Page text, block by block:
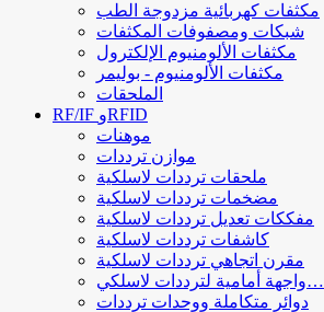
مكثفات كهربائية مزدوجة الطب
شبكات ومصفوفات المكثفات
مكثفات الألومنيوم الإلكترول
مكثفات الألومنيوم - بوليمر
الملحقات
RF/IF وRFID
موهنات
موازن ترددات
ملحقات ترددات لاسلكية
مضخمات ترددات لاسلكية
مفككات تعديل ترددات لاسلكية
كاشفات ترددات لاسلكية
مقرن اتجاهي ترددات لاسلكية
واجهة أمامية لترددات لاسلكي…
دوائر متكاملة ووحدات ترددات